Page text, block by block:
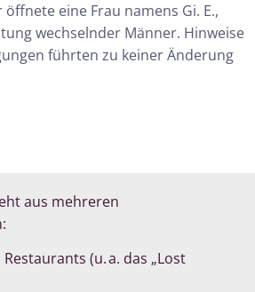
eine Frau namens Gi. E.,
wechselnder Männer. Hinweise
führten zu keiner Änderung
aus mehreren
Restaurants (u. a. das „Lost